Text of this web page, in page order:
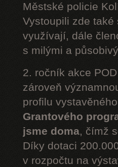
Městské policie
Vystoupili zde
využívají, dále
s milými a
2. ročník akce
zároveň
profilu
Grantového
jsme doma, čímž
Díky dotaci
v rozpočtu na